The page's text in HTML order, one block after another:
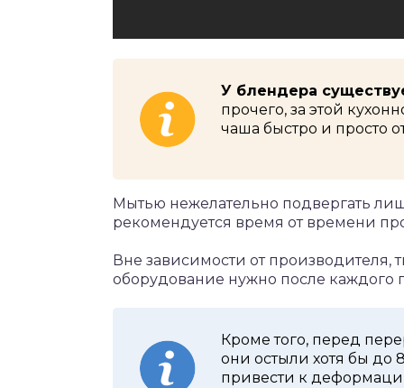
У блендера
прочего, за этой
чаша быстро и просто
Мытью нежелательно подвергать
рекомендуется время от времени
Вне зависимости от производителя,
оборудование нужно после каждого
Кроме того, перед
они остыли хотя бы до
привести к